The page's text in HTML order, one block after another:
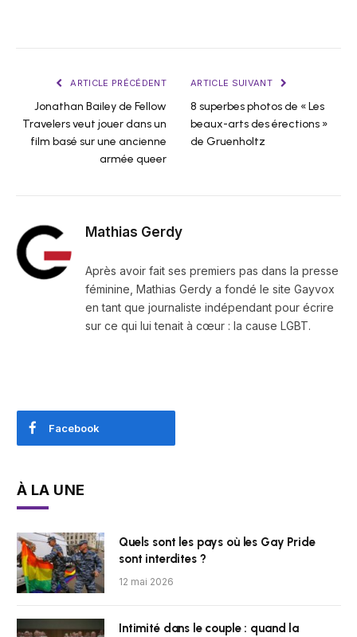
ARTICLE PRÉCÉDENT
Jonathan Bailey de Fellow
Travelers veut jouer dans un
film basé sur une ancienne
armée queer
ARTICLE SUIVANT
8 superbes photos de « Les
beaux-arts des érections »
de Gruenholtz
Mathias Gerdy
Après avoir fait ses premiers pas dans la presse
féminine, Mathias Gerdy a fondé le site Gayvox
en tant que journaliste indépendant pour écrire
sur ce qui lui tenait à cœur : la cause LGBT.
Facebook
À LA UNE
Quels sont les pays où les Gay Pride
sont interdites ?
12 mai 2026
Intimité dans le couple : quand la